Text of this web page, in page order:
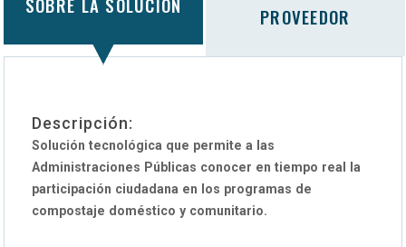
SOBRE LA SOLUCIÓN
PROVEEDOR
Descripción:
Solución tecnológica que permite a las
Administraciones Públicas conocer en tiempo real la
participación ciudadana en los programas de
compostaje doméstico y comunitario.